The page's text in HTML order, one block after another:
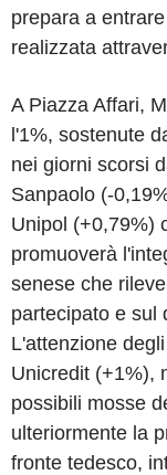
prepara a
realizzata
A Piazza Affari,
l'1%, sostenute
nei giorni scorsi
Sanpaolo (-
Unipol (+0,79%)
promuoverà
senese che
partecipato e sul
L'attenzione
Unicredit (+1%),
possibili mosse
ulteriormente la
fronte tedesco,